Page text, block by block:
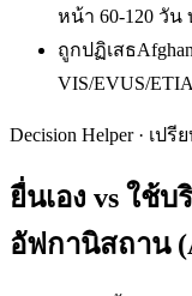
หน้า 60-120 วัน
ถูกปฏิเสธ
VIS/EVUS/
Decision Helper · เปรี
ยื่นเอง vs ใช้
อัฟกานิสถาน